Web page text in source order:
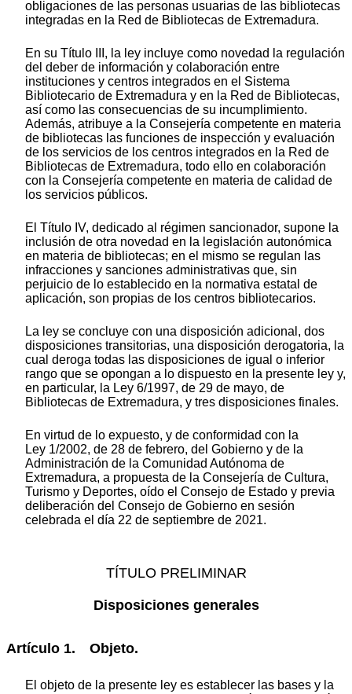
obligaciones de las personas usuarias de las bibliotecas
integradas en la Red de Bibliotecas de Extremadura.
En su Título III, la ley incluye como novedad la regulación
del deber de información y colaboración entre
instituciones y centros integrados en el Sistema
Bibliotecario de Extremadura y en la Red de Bibliotecas,
así como las consecuencias de su incumplimiento.
Además, atribuye a la Consejería competente en materia
de bibliotecas las funciones de inspección y evaluación
de los servicios de los centros integrados en la Red de
Bibliotecas de Extremadura, todo ello en colaboración
con la Consejería competente en materia de calidad de
los servicios públicos.
El Título IV, dedicado al régimen sancionador, supone la
inclusión de otra novedad en la legislación autonómica
en materia de bibliotecas; en el mismo se regulan las
infracciones y sanciones administrativas que, sin
perjuicio de lo establecido en la normativa estatal de
aplicación, son propias de los centros bibliotecarios.
La ley se concluye con una disposición adicional, dos
disposiciones transitorias, una disposición derogatoria, la
cual deroga todas las disposiciones de igual o inferior
rango que se opongan a lo dispuesto en la presente ley y,
en particular, la Ley 6/1997, de 29 de mayo, de
Bibliotecas de Extremadura, y tres disposiciones finales.
En virtud de lo expuesto, y de conformidad con la
Ley 1/2002, de 28 de febrero, del Gobierno y de la
Administración de la Comunidad Autónoma de
Extremadura, a propuesta de la Consejería de Cultura,
Turismo y Deportes, oído el Consejo de Estado y previa
deliberación del Consejo de Gobierno en sesión
celebrada el día 22 de septiembre de 2021.
TÍTULO PRELIMINAR
Disposiciones generales
Artículo 1. Objeto.
El objeto de la presente ley es establecer las bases y la